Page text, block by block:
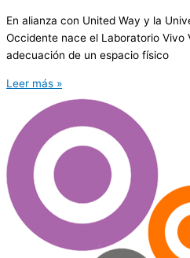
En alianza con United Way y la
Occidente nace el Laboratorio Vivo
adecuación de un espacio físico
Leer más »